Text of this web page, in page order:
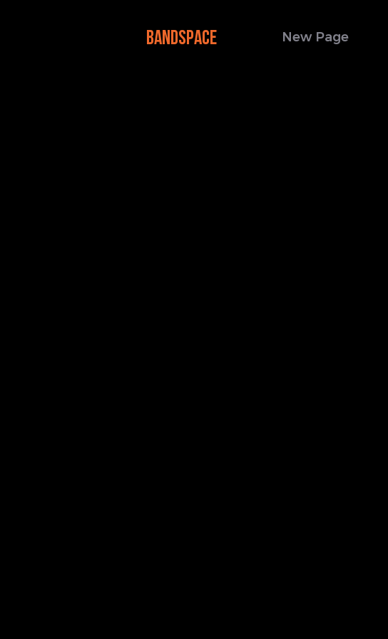
BANDSPACE New Page